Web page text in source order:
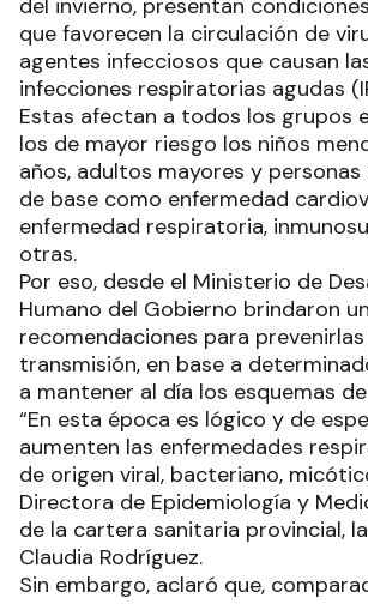
del invierno, presentan
que favorecen la circulación de
agentes infecciosos que causan
infecciones respiratorias agudas
Estas afectan a todos los grupos
los de mayor riesgo los niños
años, adultos mayores y
de base como enfermedad
enfermedad respiratoria,
otras.
Por eso, desde el Ministerio de
Humano del Gobierno brindaron
recomendaciones para
transmisión, en base a
a mantener al día los esquemas
“En esta época es lógico y de
aumenten las enfermedades
de origen viral, bacteriano,
Directora de Epidemiología y
de la cartera sanitaria provincial,
Claudia Rodríguez.
Sin embargo, aclaró que,